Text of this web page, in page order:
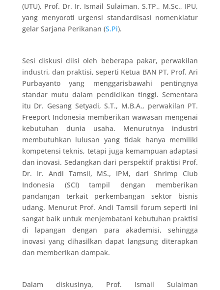
(UTU), Prof. Dr. Ir. Ismail Sulaiman, S.TP., M.Sc., IPU,
yang menyoroti urgensi standardisasi nomenklatur
gelar Sarjana Perikanan (S.Pi).
Sesi diskusi diisi oleh beberapa pakar, perwakilan
industri, dan praktisi, seperti Ketua BAN PT, Prof. Ari
Purbayanto yang menggarisbawahi pentingnya
standar mutu dalam pendidikan tinggi. Sementara
itu Dr. Gesang Setyadi, S.T., M.B.A., perwakilan PT.
Freeport Indonesia memberikan wawasan mengenai
kebutuhan dunia usaha. Menurutnya industri
membutuhkan lulusan yang tidak hanya memiliki
kompetensi teknis, tetapi juga kemampuan adaptasi
dan inovasi. Sedangkan dari perspektif praktisi Prof.
Dr. Ir. Andi Tamsil, MS., IPM, dari Shrimp Club
Indonesia (SCI) tampil dengan memberikan
pandangan terkait perkembangan sektor bisnis
udang. Menurut Prof. Andi Tamsil forum seperti ini
sangat baik untuk menjembatani kebutuhan praktisi
di lapangan dengan para akademisi, sehingga
inovasi yang dihasilkan dapat langsung diterapkan
dan memberikan dampak.
Dalam diskusinya, Prof. Ismail Sulaiman